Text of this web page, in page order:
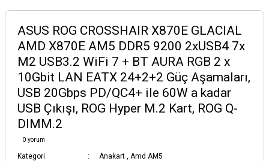
ASUS ROG CROSSHAIR X870E GLACIAL
AMD X870E AM5 DDR5 9200 2xUSB4 7x
M2 USB3.2 WiFi 7 + BT AURA RGB 2 x
10Gbit LAN EATX 24+2+2 Güç Aşamaları,
USB 20Gbps PD/QC4+ ile 60W a kadar
USB Çıkışı, ROG Hyper M.2 Kart, ROG Q-
DIMM.2
0 yorum
Kategori Anakart , Amd AM5